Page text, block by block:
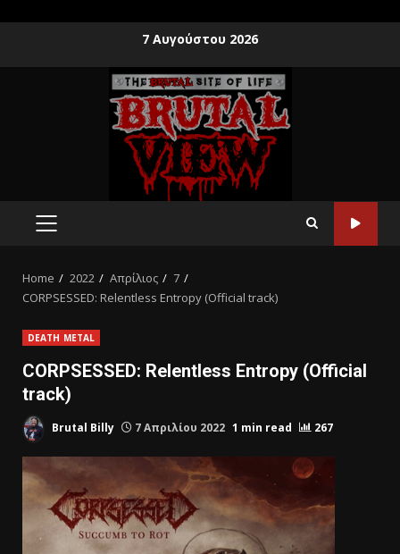
7 Αυγούστου 2026
Home 2022 Απρίλιος
7
CORPSESSED: Relentless Entropy (Official track)
DEATH METAL
CORPSESSED: Relentless Entropy (Official
track)
Brutal Billy 7 Απριλίου 2022 1 min read 267